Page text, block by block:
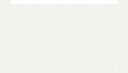
Añadir al carrito